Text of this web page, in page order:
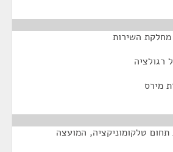
מחלקת השירות
רגולציה
מירס
טלקומוניקציה, המועצה